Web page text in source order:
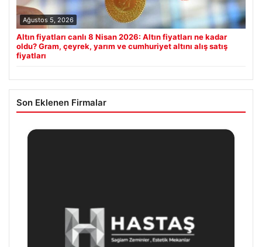
Ağustos 5, 2026
Altın fiyatları canlı 8 Nisan 2026: Altın fiyatları ne kadar
oldu? Gram, çeyrek, yarım ve cumhuriyet altını alış satış
fiyatları
Son Eklenen Firmalar